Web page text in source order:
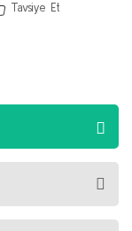
Tavsiye Et